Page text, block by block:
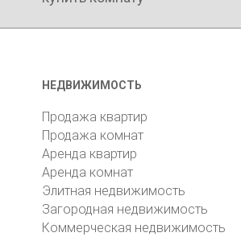
НЕДВИЖИМОСТЬ
Продажа квартир
Продажа комнат
Аренда квартир
Аренда комнат
Элитная недвижимость
Загородная недвижимость
Коммерческая недвижимость